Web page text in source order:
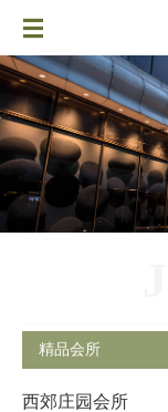

精品会所
西郊庄园会所